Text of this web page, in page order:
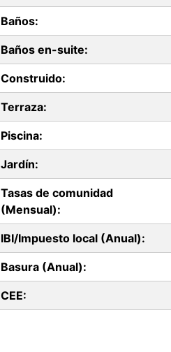
Baños:
Baños en-suite:
Construido:
Terraza:
Piscina:
Jardín:
Tasas de comunidad
(Mensual):
IBI/Impuesto local (Anual):
Basura (Anual):
CEE: